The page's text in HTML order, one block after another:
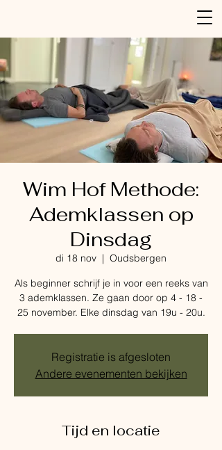
Wim Hof Methode:
Ademklassen op
Dinsdag
di 18 nov
  |
Oudsbergen
Als beginner schrijf je in voor een reeks van
3 ademklassen. Ze gaan door op 4 - 18 -
25 november. Elke dinsdag van 19u - 20u.
Registratie is afgesloten
Andere evenementen bekijken
Tijd en locatie